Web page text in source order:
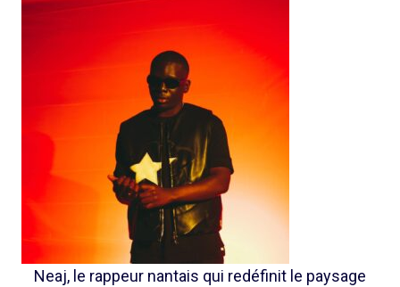
Neaj, le rappeur nantais qui redéfinit le paysage